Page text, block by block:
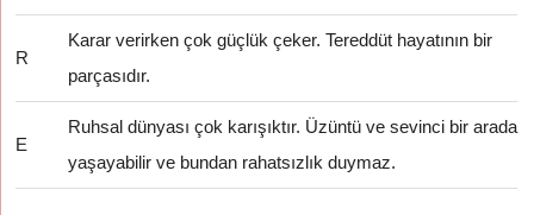
R
Karar verirken çok güçlük çeker. Tereddüt hayatının bir
parçasıdır.
E
Ruhsal dünyası çok karışıktır. Üzüntü ve sevinci bir arada
yaşayabilir ve bundan rahatsızlık duymaz.